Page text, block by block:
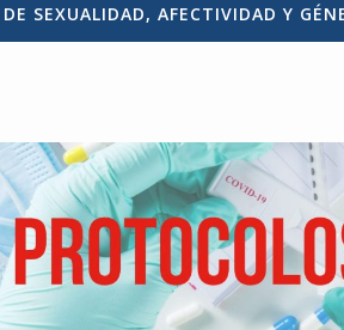
SEXUALIDAD, AFECTIVIDAD Y